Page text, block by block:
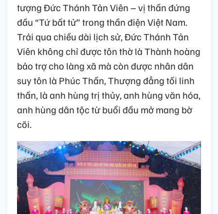
tượng Đức Thánh Tản Viên – vị thần đứng
đầu “Tứ bất tử” trong thần điện Việt Nam.
Trải qua chiều dài lịch sử, Đức Thánh Tản
Viên không chỉ được tôn thờ là Thành hoàng
bảo trợ cho làng xã mà còn được nhân dân
suy tôn là Phúc Thần, Thượng đẳng tối linh
thần, là anh hùng trị thủy, anh hùng văn hóa,
anh hùng dân tộc từ buổi đầu mở mang bờ
cõi.